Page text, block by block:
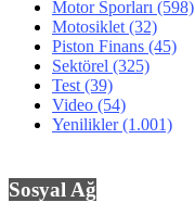
Motor Sporları (598)
Motosiklet (32)
Piston Finans (45)
Sektörel (325)
Test (39)
Video (54)
Yenilikler(1.001)
Sosyal Ağ